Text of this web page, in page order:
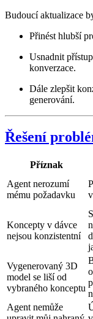
Budoucí aktualizace
Přinést hlubší
Usnadnit
konverzace.
Dále zlepšit
generování.
Řešení
Příznak
Agent nerozumí
mému požadavku
Koncepty v dávce
nejsou konzistentní
Vygenerovaný 3D
model se liší od
vybraného konceptu
Agent nemůže